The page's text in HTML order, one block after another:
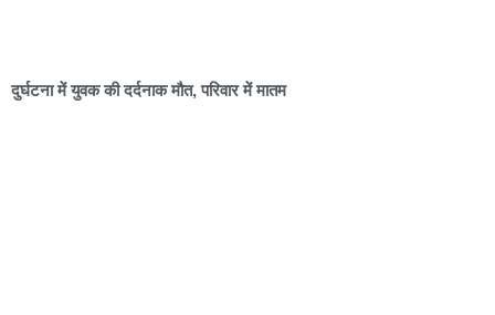
दुर्घटना में युवक की दर्दनाक मौत, परिवार में मातम